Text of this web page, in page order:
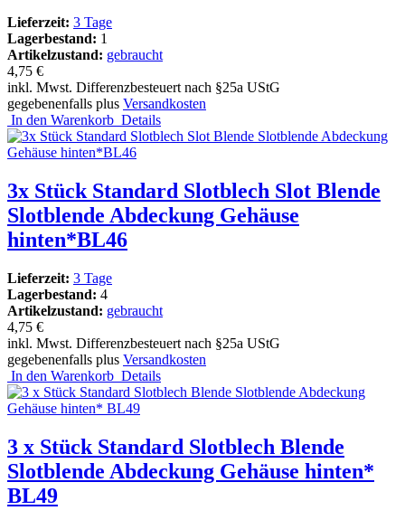
Lieferzeit: 3 Tage
Lagerbestand: 1
Artikelzustand: gebraucht
4,75 €
inkl. Mwst. Differenzbesteuert nach §25a UStG
gegebenenfalls plus Versandkosten
In den Warenkorb Details
3x Stück Standard Slotblech Slot Blende
Slotblende Abdeckung Gehäuse
hinten*BL46
Lieferzeit: 3 Tage
Lagerbestand: 4
Artikelzustand: gebraucht
4,75 €
inkl. Mwst. Differenzbesteuert nach §25a UStG
gegebenenfalls plus Versandkosten
In den Warenkorb Details
3 x Stück Standard Slotblech Blende
Slotblende Abdeckung Gehäuse hinten*
BL49